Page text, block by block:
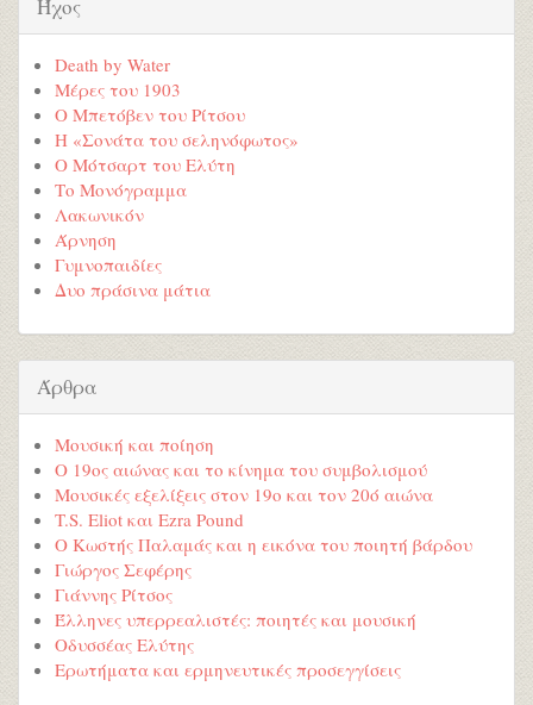
Ήχος
Death by Water
Μέρες του 1903
Ο Μπετόβεν του Ρίτσου
Η «Σονάτα του σεληνόφωτος»
Ο Μότσαρτ του Ελύτη
Το Μονόγραμμα
Λακωνικόν
Άρνηση
Γυμνοπαιδίες
Δυο πράσινα μάτια
Άρθρα
Μουσική και ποίηση
Ο 19ος αιώνας και το κίνημα του συμβολισμού
Μουσικές εξελίξεις στον 19ο και τον 20ό αιώνα
T.S. Eliot και Ezra Pound
Ο Κωστής Παλαμάς και η εικόνα του ποιητή βάρδου
Γιώργος Σεφέρης
Γιάννης Ρίτσος
Έλληνες υπερρεαλιστές: ποιητές και μουσική
Οδυσσέας Ελύτης
Ερωτήματα και ερμηνευτικές προσεγγίσεις